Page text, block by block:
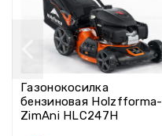
Газонокосилка
бензиновая Holzfforma-
ZimAni HLC247H